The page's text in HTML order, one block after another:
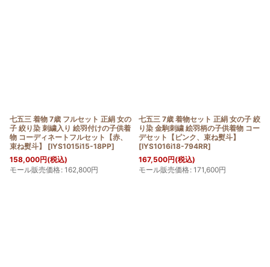
七五三 着物 7歳 フルセット 正絹 女の
子 絞り染 刺繍入り 絵羽付けの子供着
物 コーディネートフルセット【赤、
束ね熨斗】
[IYS1015i15-18PP]
158,000円(税込)
モール販売価格: 162,800円
七五三 7歳 着物セット 正絹 女の子 絞
り染 金駒刺繍 絵羽柄の子供着物 コー
デセット【ピンク、束ね熨斗】
[IYS1016i18-794RR]
167,500円(税込)
モール販売価格: 171,600円